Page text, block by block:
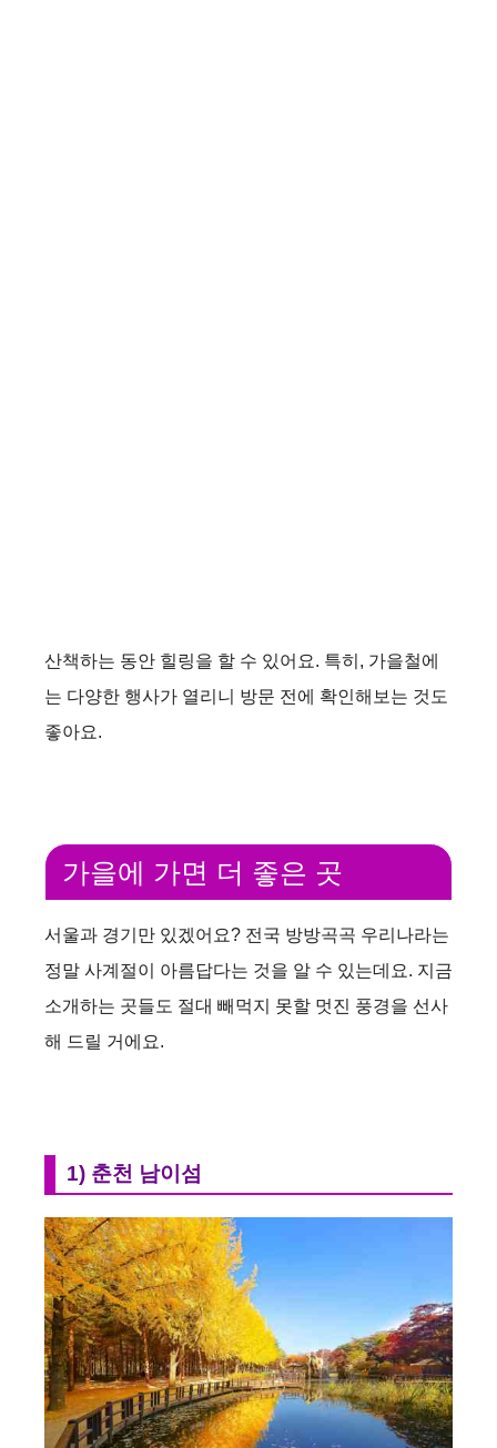
산책하는 동안 힐링을 할 수 있어요. 특히, 가을철에
는 다양한 행사가 열리니 방문 전에 확인해보는 것도
좋아요.
가을에 가면 더 좋은 곳
서울과 경기만 있겠어요? 전국 방방곡곡 우리나라는
정말 사계절이 아름답다는 것을 알 수 있는데요. 지금
소개하는 곳들도 절대 빼먹지 못할 멋진 풍경을 선사
해 드릴 거에요.
1) 춘천 남이섬